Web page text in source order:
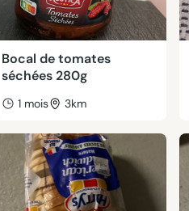
Bocal de tomates
séchées 280g
1 mois 3km